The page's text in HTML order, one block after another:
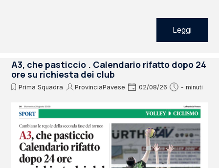
Leggi
A3, che pasticcio . Calendario rifatto dopo 24
ore su richiesta dei club
Prima Squadra ProvinciaPavese 02/08/26 - minuti